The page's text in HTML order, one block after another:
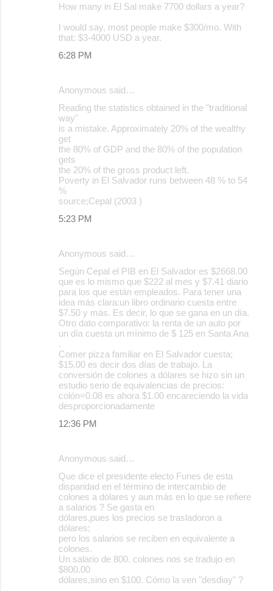
How many in El Sal make 7700 dollars a year?
I would say, most people make $300/mo. With
that: $3-4000 USD a year.
6:28 PM
Anonymous said…
Reading the statistics obtained in the "traditional
way"
is a mistake. Approximately 20% of the wealthy
get
the 80% of GDP and the 80% of the population
gets
the 20% of the gross product left.
Poverty in El Salvador runs between 48 % to 54
%
source;Cepal (2003 )
5:23 PM
Anonymous said…
Según Cepal el PIB en El Salvador es $2668.00
que es lo mismo que $222 al mes y $7.41 diario
para los que están empleados. Para tener una
idea más clara:un libro ordinario cuesta entre
$7.50 y más. Es decir, lo que se gana en un día.
Otro dato comparativo: la renta de un auto por
un día cuesta un mínimo de $ 125 en Santa Ana
.
Comer pizza familiar en El Salvador cuesta;
$15.00 es decir dos días de trabajo. La
conversión de colones a dólares se hizo sin un
estudio serio de equivalencias de precios:
colón=0.08 es ahora $1.00 encareciendo la vida
desproporcionadamente
12:36 PM
Anonymous said…
Que dice el presidente electo Funes de esta
disparidad en el término de intercambio de
colones a dólares y aun más en lo que se refiere
a salarios ? Se gasta en
dólares,pues los precios se trasladoron a
dólares;
pero los salarios se reciben en equivalente a
colones.
Un salario de 800. colones nos se tradujo en
$800.00
dólares,sino en $100. Cómo la ven "desdiay" ?